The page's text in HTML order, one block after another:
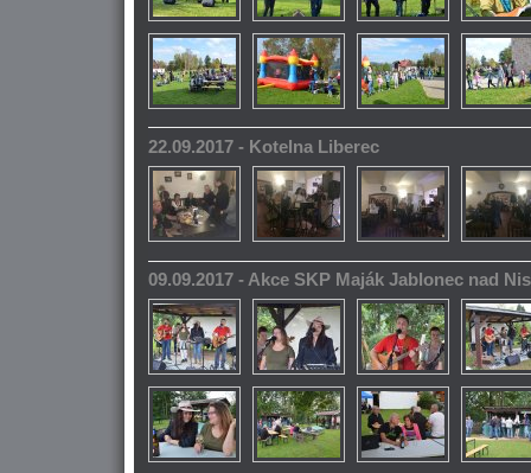
22.09.2017 - Kotelna Liberec
09.09.2017 - Akce SKP Maják Jablonec nad